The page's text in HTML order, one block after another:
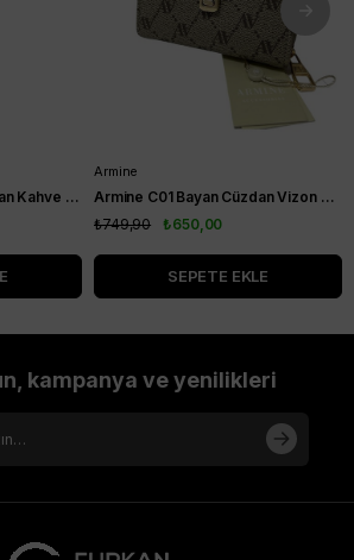
Armine C01 Bayan Cüzdan Kahve Noktalı
Armine
Armine C01 Bayan Cüzdan Vizon Noktalı
₺650,00
₺749,90
SEPETE EKLE
kampanya ve yenilikleri